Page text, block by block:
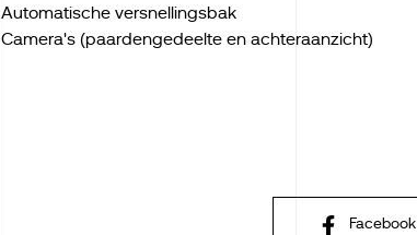
Automatische versnellingsbak
Camera's (paardengedeelte en achteraanzicht)
Facebook